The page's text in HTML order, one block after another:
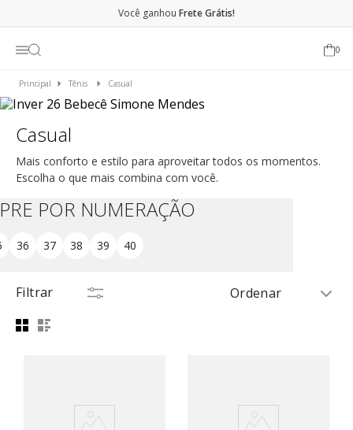
Você ganhou Frete Grátis!
0
Tênis Casual
Casual
Mais conforto e estilo para aproveitar todos os momentos.
Escolha o que mais combina com você.
POR NUMERAÇÃO
36 37 38 39 40
Filtrar